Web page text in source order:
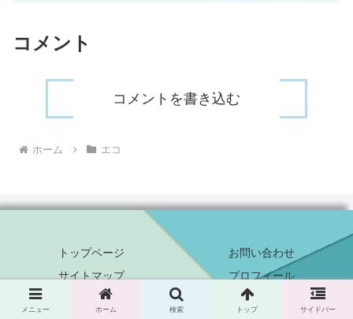
コメント
コメントを書き込む
ホーム エコ
トップページ
お問い合わせ
サイトマップ
プロフィール
プライバシーポリシー
メニュー ホーム 検索 トップ サイドバー